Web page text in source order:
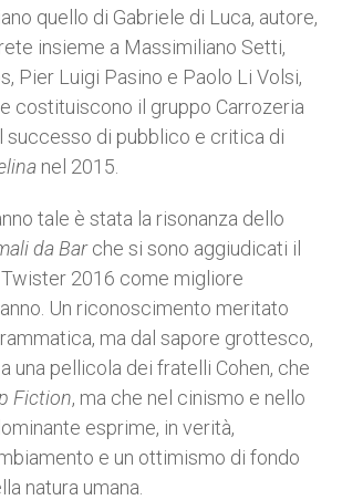
quello di Gabriele di Luca, autore,
insieme a Massimiliano Setti,
Pier Luigi Pasino e Paolo Li Volsi,
costituiscono il gruppo Carrozeria
successo di pubblico e critica di
nel 2015.
tale è stata la risonanza dello
da Barche si sono aggiudicati il
2016 come migliore
Un riconoscimento meritato
ma dal sapore grottesco,
una pellicola dei fratelli Cohen, che
Fiction, ma che nel cinismo e nello
esprime, in verità,
e un ottimismo di fondo
natura umana.